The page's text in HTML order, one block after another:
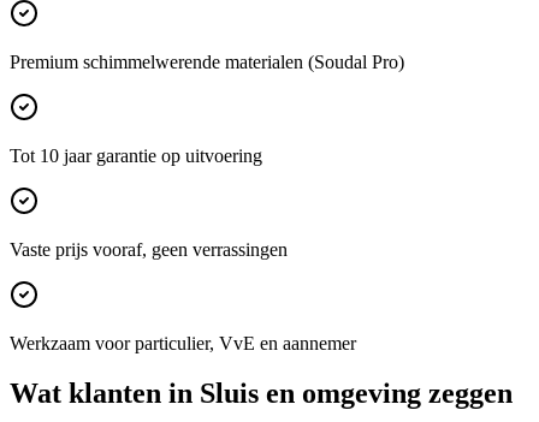
Premium schimmelwerende materialen (Soudal Pro)
Tot 10 jaar garantie op uitvoering
Vaste prijs vooraf, geen verrassingen
Werkzaam voor particulier, VvE en aannemer
Wat klanten in Sluis en omgeving zeggen